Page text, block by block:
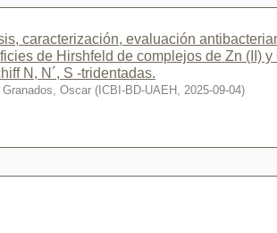
caracterización, evaluación
de Hirshfeld de complejos de Zn (II)
N, N´, S -tridentadas.
Granados, Oscar ( ICBI-BD-UAEH , 2025-09-04)